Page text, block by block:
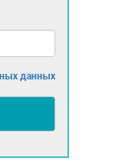
данных